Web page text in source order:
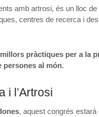
amb artrosi, és un lloc
centres de recerca i
pràctiques per a la
persones al món.
i l’Artrosi
, aquest congrés